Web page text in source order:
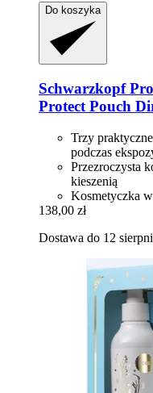
Do koszyka
Schwarzkopf
Protect Pouch
Trzy
podczas
Przezroczysta
kieszenią
Kosmetyczka
138,00 zł
Dostawa do 12